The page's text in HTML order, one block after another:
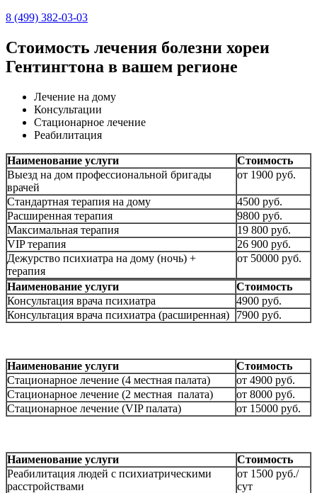
8 (499) 382-03-03
Стоимость лечения болезни хореи
Гентингтона в вашем регионе
Лечение на дому
Консультации
Стационарное лечение
Реабилитация
Наименование услуги
Стоимость
Выезд на дом профессиональной бригады
врачей
от 1900 руб.
Стандартная терапия на дому
4500 руб.
Расширенная терапия
9800 руб.
Максимальная терапия
19 800 руб.
VIP терапия
26 900 руб.
Дежурство психиатра на дому (ночь) +
терапия
от 50000 руб.
Наименование услуги
Стоимость
Консультация врача психиатра
4900 руб.
Консультация врача психиатра (расширенная)
7900 руб.
Наименование услуги
Стоимость
Стационарное лечение (4 местная палата)
от 4900 руб.
Стационарное лечение (2 местная палата)
от 8000 руб.
Стационарное лечение (VIP палата)
от 15000 руб.
Наименование услуги
Стоимость
Реабилитация людей с психиатрическими
расстройствами
от 1500 руб./
сут